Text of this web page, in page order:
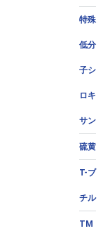
特殊
低分
子シ
ロキ
サン
硫黄
T-ブ
チル
TM